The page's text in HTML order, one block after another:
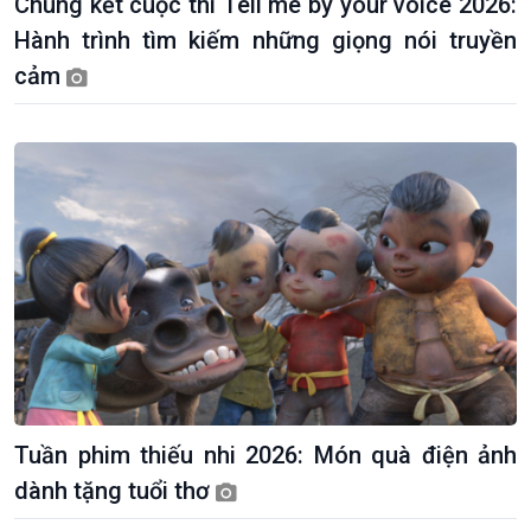
Hành trình tìm kiếm những giọng nói truyền
cảm
Tuần phim thiếu nhi 2026: Món quà điện ảnh
dành tặng tuổi thơ